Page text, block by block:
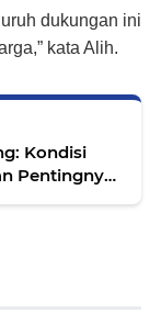
dukungan ini
kata Alih.
Kondisi
Pentingnya